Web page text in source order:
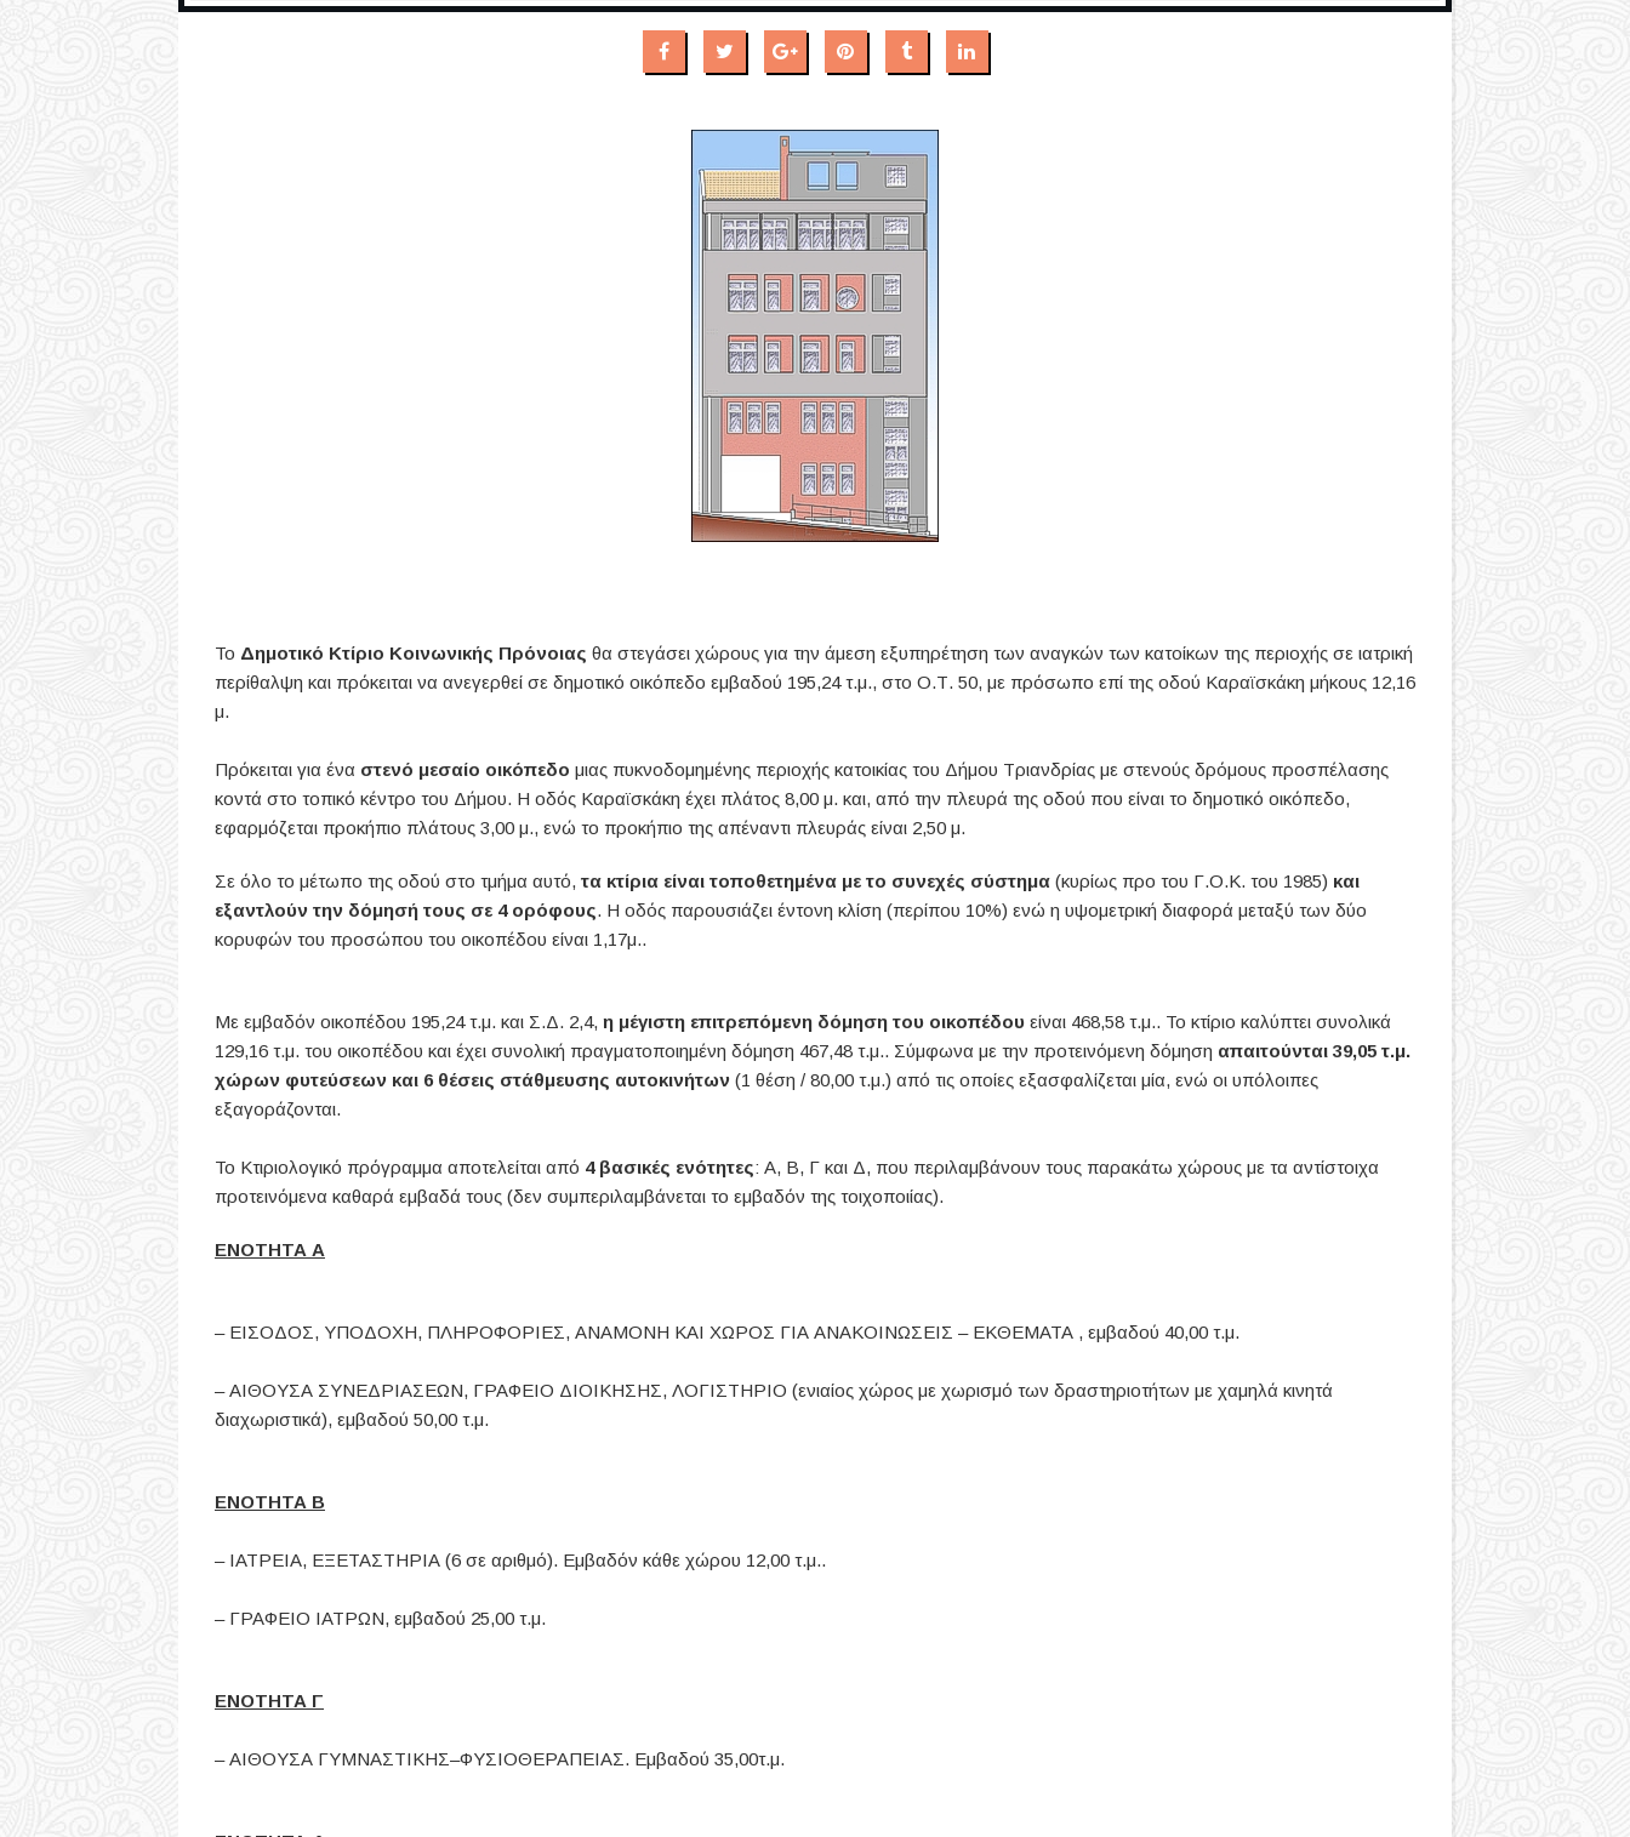
Το Δημοτικό Κτίριο Κοινωνικής Πρόνοιας θα στεγάσει χώρους για την άμεση εξυπηρέτηση των αναγκών των κατοίκων της περιοχής σε ιατρική
περίθαλψη και πρόκειται να ανεγερθεί σε δημοτικό οικόπεδο εμβαδού 195,24 τ.μ., στο Ο.Τ. 50, με πρόσωπο επί της οδού Καραϊσκάκη μήκους 12,16
μ.
Πρόκειται για ένα στενό μεσαίο οικόπεδο μιας πυκνοδομημένης περιοχής κατοικίας του Δήμου Τριανδρίας με στενούς δρόμους προσπέλασης
κοντά στο τοπικό κέντρο του Δήμου. Η οδός Καραϊσκάκη έχει πλάτος 8,00 μ. και, από την πλευρά της οδού που είναι το δημοτικό οικόπεδο,
εφαρμόζεται προκήπιο πλάτους 3,00 μ., ενώ το προκήπιο της απέναντι πλευράς είναι 2,50 μ.
Σε όλο το μέτωπο της οδού στο τμήμα αυτό, τα κτίρια είναι τοποθετημένα με το συνεχές σύστημα (κυρίως προ του Γ.Ο.Κ. του 1985) και
εξαντλούν την δόμησή τους σε 4 ορόφους. Η οδός παρουσιάζει έντονη κλίση (περίπου 10%) ενώ η υψομετρική διαφορά μεταξύ των δύο
κορυφών του προσώπου του οικοπέδου είναι 1,17μ..
Με εμβαδόν οικοπέδου 195,24 τ.μ. και Σ.Δ. 2,4, η μέγιστη επιτρεπόμενη δόμηση του οικοπέδου είναι 468,58 τ.μ.. Το κτίριο καλύπτει συνολικά
129,16 τ.μ. του οικοπέδου και έχει συνολική πραγματοποιημένη δόμηση 467,48 τ.μ.. Σύμφωνα με την προτεινόμενη δόμηση απαιτούνται 39,05 τ.μ.
χώρων φυτεύσεων και 6 θέσεις στάθμευσης αυτοκινήτων (1 θέση / 80,00 τ.μ.) από τις οποίες εξασφαλίζεται μία, ενώ οι υπόλοιπες
εξαγοράζονται.
Το Κτιριολογικό πρόγραμμα αποτελείται από 4 βασικές ενότητες: Α, Β, Γ και Δ, που περιλαμβάνουν τους παρακάτω χώρους με τα αντίστοιχα
προτεινόμενα καθαρά εμβαδά τους (δεν συμπεριλαμβάνεται το εμβαδόν της τοιχοποιίας).
ΕΝΟΤΗΤΑ Α
– ΕΙΣΟΔΟΣ, ΥΠΟΔΟΧΗ, ΠΛΗΡΟΦΟΡΙΕΣ, ΑΝΑΜΟΝΗ ΚΑΙ ΧΩΡΟΣ ΓΙΑ ΑΝΑΚΟΙΝΩΣΕΙΣ – ΕΚΘΕΜΑΤΑ , εμβαδού 40,00 τ.μ.
– ΑΙΘΟΥΣΑ ΣΥΝΕΔΡΙΑΣΕΩΝ, ΓΡΑΦΕΙΟ ΔΙΟΙΚΗΣΗΣ, ΛΟΓΙΣΤΗΡΙΟ (ενιαίος χώρος με χωρισμό των δραστηριοτήτων με χαμηλά κινητά
διαχωριστικά), εμβαδού 50,00 τ.μ.
ΕΝΟΤΗΤΑ Β
– ΙΑΤΡΕΙΑ, ΕΞΕΤΑΣΤΗΡΙΑ (6 σε αριθμό). Εμβαδόν κάθε χώρου 12,00 τ.μ..
– ΓΡΑΦΕΙΟ ΙΑΤΡΩΝ, εμβαδού 25,00 τ.μ.
ΕΝΟΤΗΤΑ Γ
– ΑΙΘΟΥΣΑ ΓΥΜΝΑΣΤΙΚΗΣ–ΦΥΣΙΟΘΕΡΑΠΕΙΑΣ. Εμβαδού 35,00τ.μ.